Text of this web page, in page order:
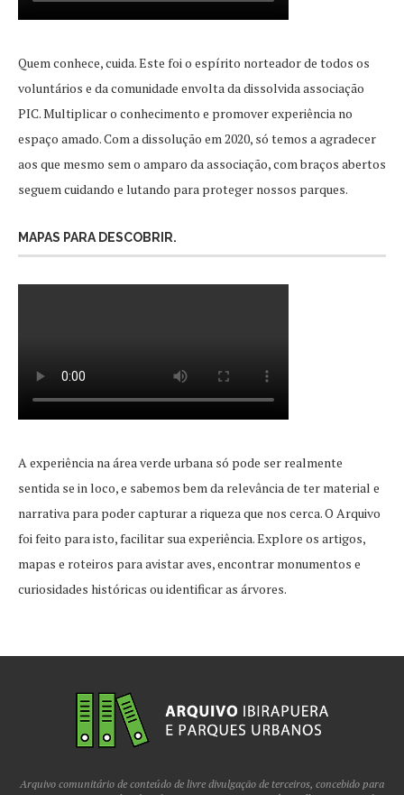
Quem conhece, cuida. Este foi o espírito norteador de todos os
voluntários e da comunidade envolta da dissolvida associação
PIC. Multiplicar o conhecimento e promover experiência no
espaço amado. Com a dissolução em 2020, só temos a agradecer
aos que mesmo sem o amparo da associação, com braços abertos
seguem cuidando e lutando para proteger nossos parques.
MAPAS PARA DESCOBRIR.
A experiência na área verde urbana só pode ser realmente
sentida se in loco, e sabemos bem da relevância de ter material e
narrativa para poder capturar a riqueza que nos cerca. O Arquivo
foi feito para isto, facilitar sua experiência. Explore os artigos,
mapas e roteiros para avistar aves, encontrar monumentos e
curiosidades históricas ou identificar as árvores.
Arquivo comunitário de conteúdo de livre divulgação de terceiros, concebido para